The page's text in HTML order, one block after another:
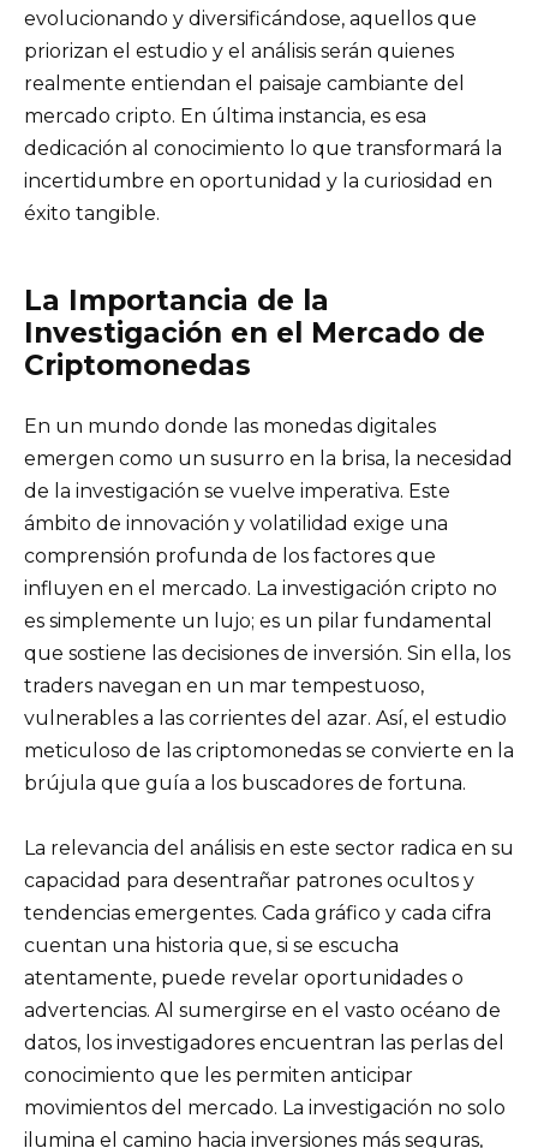
evolucionando y diversificándose, aquellos que
priorizan el estudio y el análisis serán quienes
realmente entiendan el paisaje cambiante del
mercado cripto. En última instancia, es esa
dedicación al conocimiento lo que transformará la
incertidumbre en oportunidad y la curiosidad en
éxito tangible.
La Importancia de la
Investigación en el Mercado de
Criptomonedas
En un mundo donde las monedas digitales
emergen como un susurro en la brisa, la necesidad
de la investigación se vuelve imperativa. Este
ámbito de innovación y volatilidad exige una
comprensión profunda de los factores que
influyen en el mercado. La investigación cripto no
es simplemente un lujo; es un pilar fundamental
que sostiene las decisiones de inversión. Sin ella, los
traders navegan en un mar tempestuoso,
vulnerables a las corrientes del azar. Así, el estudio
meticuloso de las criptomonedas se convierte en la
brújula que guía a los buscadores de fortuna.
La relevancia del análisis en este sector radica en su
capacidad para desentrañar patrones ocultos y
tendencias emergentes. Cada gráfico y cada cifra
cuentan una historia que, si se escucha
atentamente, puede revelar oportunidades o
advertencias. Al sumergirse en el vasto océano de
datos, los investigadores encuentran las perlas del
conocimiento que les permiten anticipar
movimientos del mercado. La investigación no solo
ilumina el camino hacia inversiones más seguras,